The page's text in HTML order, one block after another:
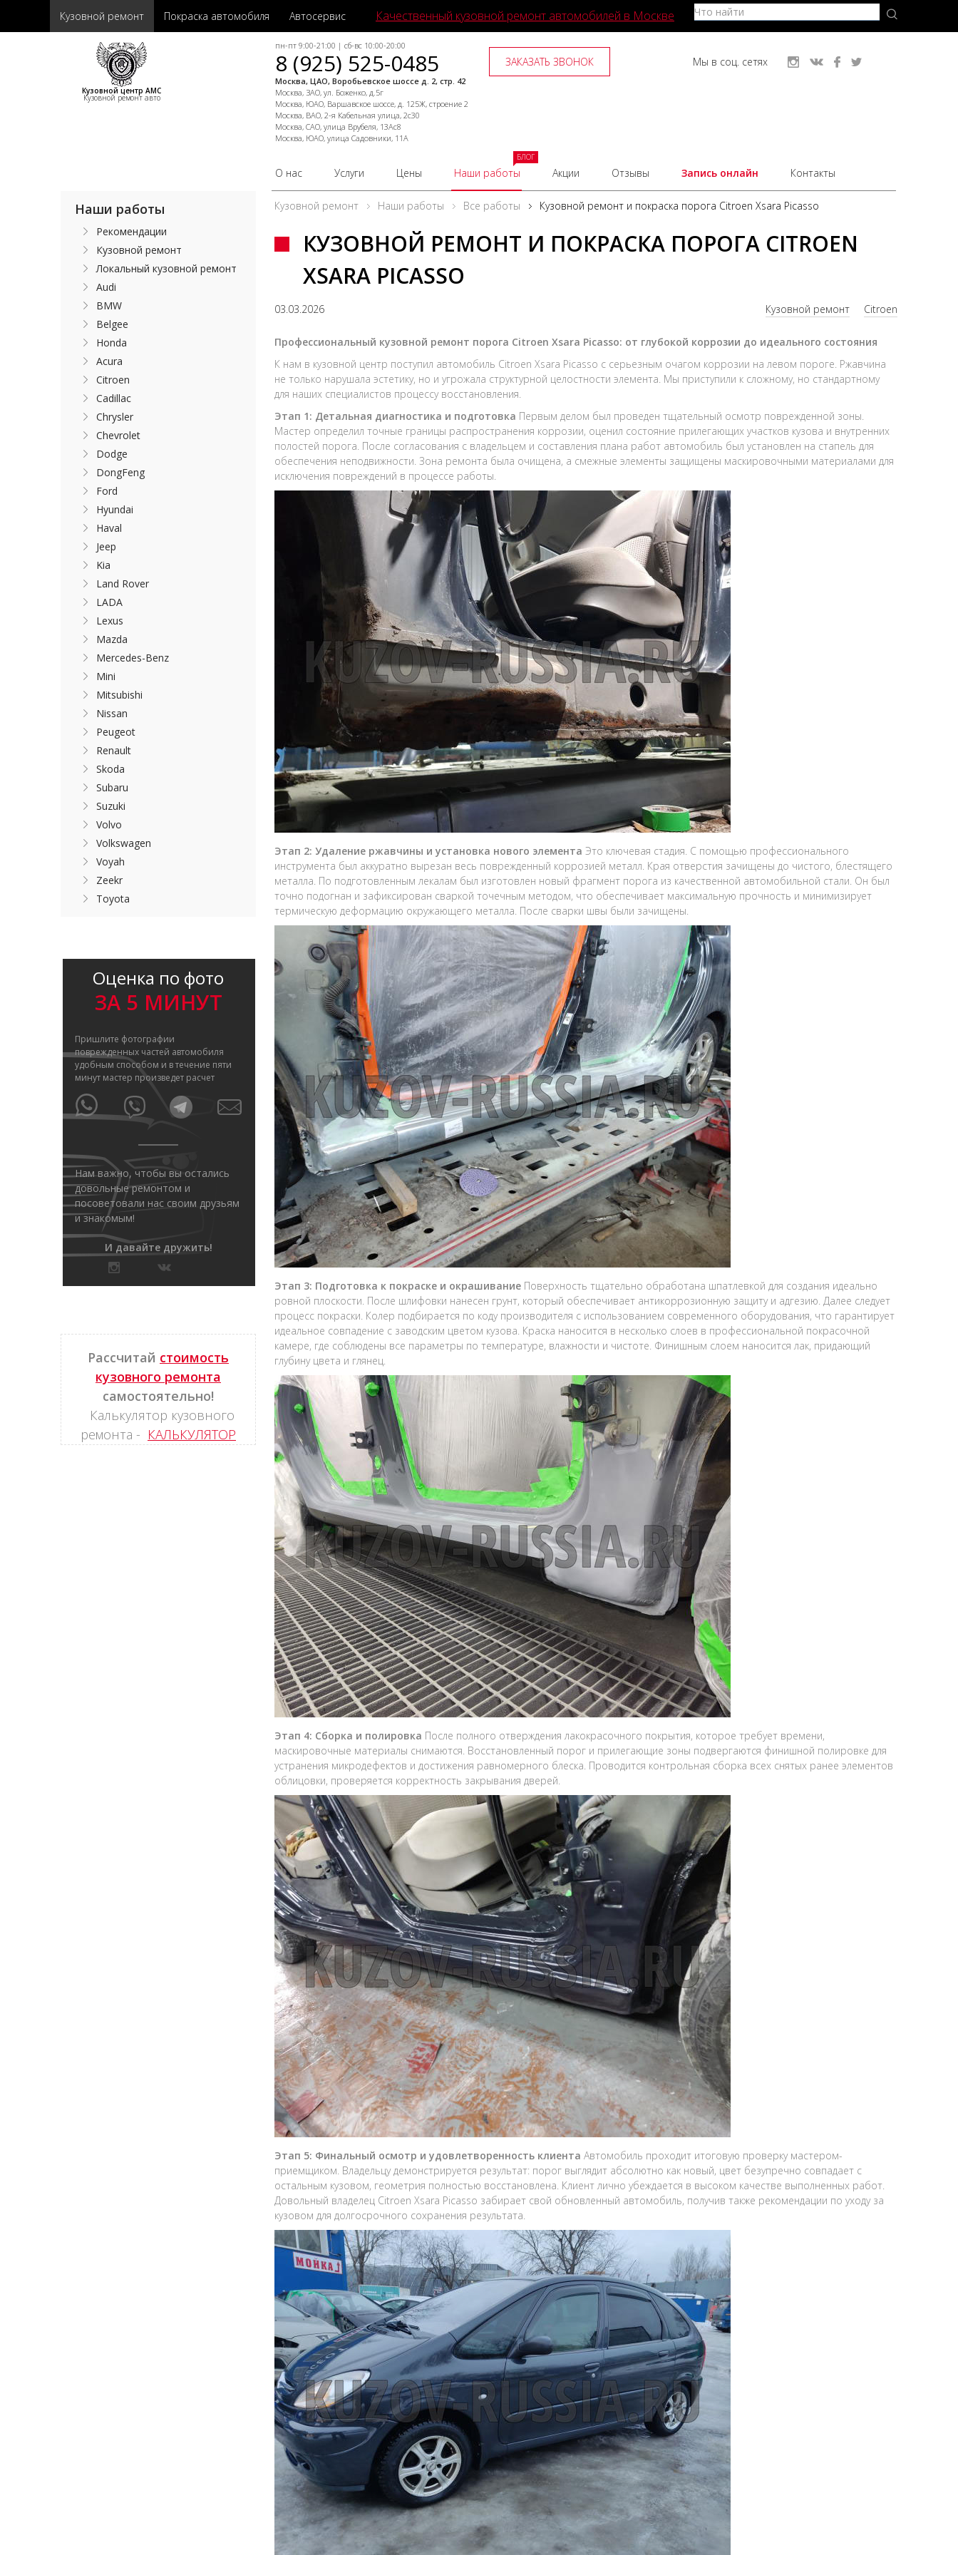
Кузовной ремонт Покраска автомобиля Автосервис Качественный кузовной ремонт автомобилей в Москве
Кузовной центр АМС
Кузовной ремонт авто
пн-пт 9:00-21:00 | сб-вс 10:00-20:00
8 (925) 525-0485
Москва, ЦАО, Воробьевское шоссе д. 2, стр. 42
Москва, ЗАО, ул. Боженко, д.5г
Москва, ЮАО, Варшавское шоссе, д. 125Ж, строение 2
Москва, ВАО, 2-я Кабельная улица, 2с30
Москва, САО, улица Врубеля, 13Ас8
Москва, ЮАО, улица Садовники, 11А
ЗАКАЗАТЬ ЗВОНОК Мы в соц. сетях
О нас Услуги Цены Наши работы
БЛОГ
Акции Отзывы Запись онлайн Контакты
Кузовной ремонт Наши работы Все работы Кузовной ремонт и покраска порога Citroen Xsara Picasso
КУЗОВНОЙ РЕМОНТ И ПОКРАСКА ПОРОГА CITROEN
XSARA PICASSO
03.03.2026 Кузовной ремонт Citroen
Профессиональный кузовной ремонт порога Citroen Xsara Picasso: от глубокой коррозии до идеального состояния
К нам в кузовной центр поступил автомобиль Citroen Xsara Picasso с серьезным очагом коррозии на левом пороге. Ржавчина
не только нарушала эстетику, но и угрожала структурной целостности элемента. Мы приступили к сложному, но стандартному
для наших специалистов процессу восстановления.
Этап 1: Детальная диагностика и подготовка Первым делом был проведен тщательный осмотр поврежденной зоны.
Мастер определил точные границы распространения коррозии, оценил состояние прилегающих участков кузова и внутренних
полостей порога. После согласования с владельцем и составления плана работ автомобиль был установлен на стапель для
обеспечения неподвижности. Зона ремонта была очищена, а смежные элементы защищены маскировочными материалами для
исключения повреждений в процессе работы.
Этап 2: Удаление ржавчины и установка нового элемента Это ключевая стадия. С помощью профессионального
инструмента был аккуратно вырезан весь поврежденный коррозией металл. Края отверстия зачищены до чистого, блестящего
металла. По подготовленным лекалам был изготовлен новый фрагмент порога из качественной автомобильной стали. Он был
точно подогнан и зафиксирован сваркой точечным методом, что обеспечивает максимальную прочность и минимизирует
термическую деформацию окружающего металла. После сварки швы были зачищены.
Этап 3: Подготовка к покраске и окрашивание Поверхность тщательно обработана шпатлевкой для создания идеально
ровной плоскости. После шлифовки нанесен грунт, который обеспечивает антикоррозионную защиту и адгезию. Далее следует
процесс покраски. Колер подбирается по коду производителя с использованием современного оборудования, что гарантирует
идеальное совпадение с заводским цветом кузова. Краска наносится в несколько слоев в профессиональной покрасочной
камере, где соблюдены все параметры по температуре, влажности и чистоте. Финишным слоем наносится лак, придающий
глубину цвета и глянец.
Этап 4: Сборка и полировка После полного отверждения лакокрасочного покрытия, которое требует времени,
маскировочные материалы снимаются. Восстановленный порог и прилегающие зоны подвергаются финишной полировке для
устранения микродефектов и достижения равномерного блеска. Проводится контрольная сборка всех снятых ранее элементов
облицовки, проверяется корректность закрывания дверей.
Этап 5: Финальный осмотр и удовлетворенность клиента Автомобиль проходит итоговую проверку мастером-
приемщиком. Владельцу демонстрируется результат: порог выглядит абсолютно как новый, цвет безупречно совпадает с
остальным кузовом, геометрия полностью восстановлена. Клиент лично убеждается в высоком качестве выполненных работ.
Довольный владелец Citroen Xsara Picasso забирает свой обновленный автомобиль, получив также рекомендации по уходу за
кузовом для долгосрочного сохранения результата.
Наши работы
Рекомендации
Кузовной ремонт
Локальный кузовной ремонт
Audi
BMW
Belgee
Honda
Acura
Citroen
Cadillac
Chrysler
Chevrolet
Dodge
DongFeng
Ford
Hyundai
Haval
Jeep
Kia
Land Rover
LADA
Lexus
Mazda
Mercedes-Benz
Mini
Mitsubishi
Nissan
Peugeot
Renault
Skoda
Subaru
Suzuki
Volvo
Volkswagen
Voyah
Zeekr
Toyota
Оценка по фото
ЗА 5 МИНУТ
Пришлите фотографии
поврежденных частей автомобиля
удобным способом и в течение пяти
минут мастер произведет расчет
Нам важно, чтобы вы остались
довольные ремонтом и
посоветовали нас своим друзьям
и знакомым!
И давайте дружить!
Рассчитай стоимость
кузовного ремонта
самостоятельно!
Калькулятор кузовного
ремонта - КАЛЬКУЛЯТОР